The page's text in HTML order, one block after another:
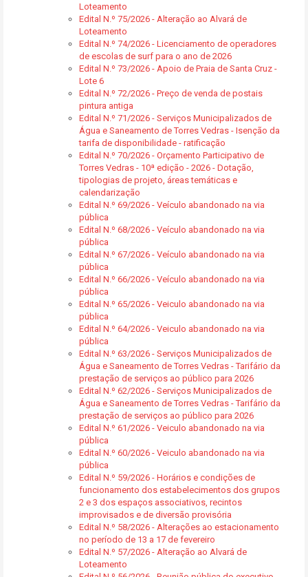
Loteamento
Edital N.º 75/2026 - Alteração ao Alvará de
Loteamento
Edital N.º 74/2026 - Licenciamento de operadores
de escolas de surf para o ano de 2026
Edital N.º 73/2026 - Apoio de Praia de Santa Cruz -
Lote 6
Edital N.º 72/2026 - Preço de venda de postais
pintura antiga
Edital N.º 71/2026 - Serviços Municipalizados de
Água e Saneamento de Torres Vedras - Isenção da
tarifa de disponibilidade - ratificação
Edital N.º 70/2026 - Orçamento Participativo de
Torres Vedras - 10ª edição - 2026 - Dotação,
tipologias de projeto, áreas temáticas e
calendarização
Edital N.º 69/2026 - Veículo abandonado na via
pública
Edital N.º 68/2026 - Veículo abandonado na via
pública
Edital N.º 67/2026 - Veículo abandonado na via
pública
Edital N.º 66/2026 - Veículo abandonado na via
pública
Edital N.º 65/2026 - Veiculo abandonado na via
pública
Edital N.º 64/2026 - Veiculo abandonado na via
pública
Edital N.º 63/2026 - Serviços Municipalizados de
Água e Saneamento de Torres Vedras - Tarifário da
prestação de serviços ao público para 2026
Edital N.º 62/2026 - Serviços Municipalizados de
Água e Saneamento de Torres Vedras - Tarifário da
prestação de serviços ao público para 2026
Edital N.º 61/2026 - Veiculo abandonado na via
pública
Edital N.º 60/2026 - Veiculo abandonado na via
pública
Edital N.º 59/2026 - Horários e condições de
funcionamento dos estabelecimentos dos grupos
2 e 3 dos espaços associativos, recintos
improvisados e de diversão provisória
Edital N.º 58/2026 - Alterações ao estacionamento
no período de 13 a 17 de fevereiro
Edital N.º 57/2026 - Alteração ao Alvará de
Loteamento